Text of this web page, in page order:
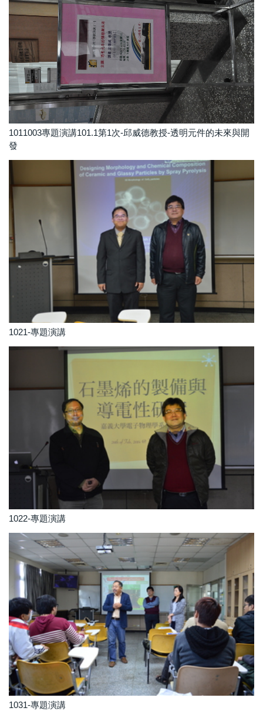
1011003專題演講101.1第1次-邱威德教授-透明元件的未來與開
發
1021-專題演講
1022-專題演講
1031-專題演講